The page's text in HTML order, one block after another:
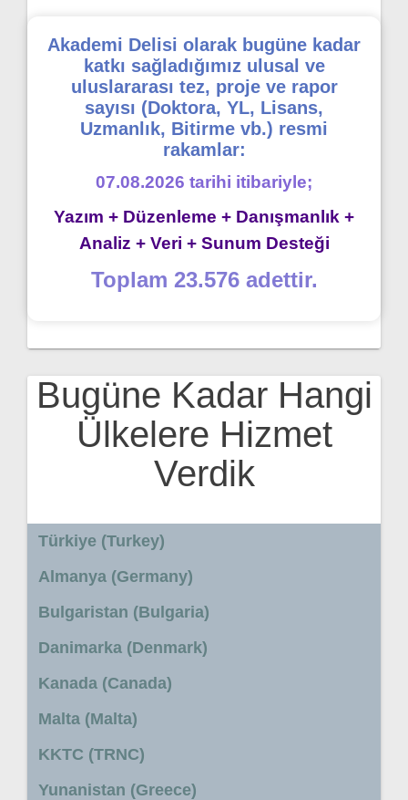
Akademi Delisi olarak bugüne kadar
katkı sağladığımız ulusal ve
uluslararası tez, proje ve rapor
sayısı (Doktora, YL, Lisans,
Uzmanlık, Bitirme vb.) resmi
rakamlar:
07.08.2026 tarihi itibariyle;
Yazım + Düzenleme + Danışmanlık +
Analiz + Veri + Sunum Desteği
Toplam 23.576 adettir.
Bugüne Kadar Hangi
Ülkelere Hizmet
Verdik
Türkiye (Turkey)
Almanya (Germany)
Bulgaristan (Bulgaria)
Danimarka (Denmark)
Kanada (Canada)
Malta (Malta)
KKTC (TRNC)
Yunanistan (Greece)